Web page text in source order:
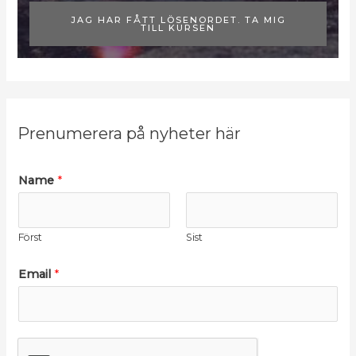
JAG HAR FÅTT LÖSENORDET. TA MIG
TILL KURSEN
Prenumerera på nyheter här
N
a
e
m
Name *
Först Sist
Email *